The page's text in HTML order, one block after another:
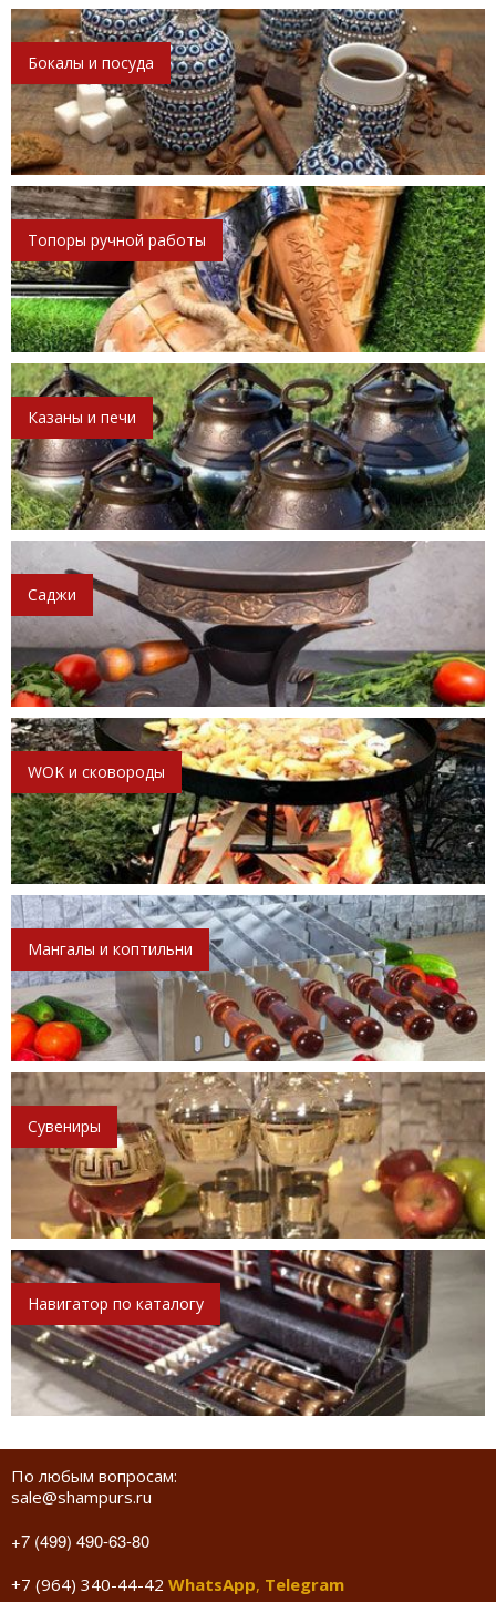
Бокалы и посуда
Топоры ручной работы
Казаны и печи
Саджи
WOK и сковороды
Мангалы и коптильни
Сувениры
Навигатор по каталогу
По любым вопросам:
sale@shampurs.ru
+7 (499) 490-63-80
+7 (964) 340-44-42 WhatsApp, Telegram